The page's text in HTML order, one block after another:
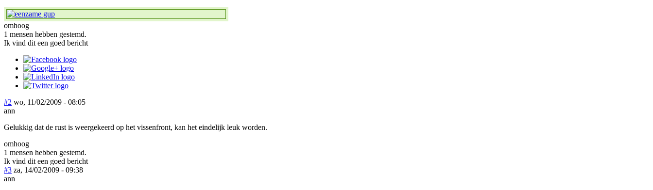
omhoog
1 mensen hebben gestemd.
Ik vind dit een goed bericht
#2 wo, 11/02/2009 - 08:05
ann
Gelukkig dat de rust is weergekeerd op het vissenfront, kan het eindelijk leuk worden.
omhoog
1 mensen hebben gestemd.
Ik vind dit een goed bericht
#3 za, 14/02/2009 - 09:38
ann